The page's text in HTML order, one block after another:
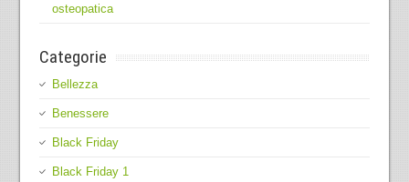
osteopatica
Categorie
Bellezza
Benessere
Black Friday
Black Friday 1